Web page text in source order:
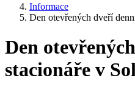
Informace
Den otevřených dveří
Den
stacionáře v